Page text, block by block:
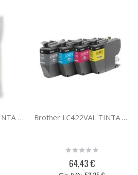
Brother LC422XLM TINTA XL MAGENTA LC422XLM Brother LC422VAL TINTA B/Y/M/C LC422VAL
Rating:
64,43 €